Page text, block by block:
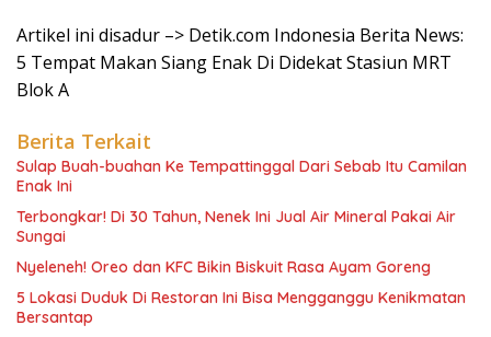
Artikel ini disadur –> Detik.com Indonesia Berita News:
5 Tempat Makan Siang Enak Di Didekat Stasiun MRT
Blok A
Berita Terkait
Sulap Buah-buahan Ke Tempattinggal Dari Sebab Itu Camilan
Enak Ini
Terbongkar! Di 30 Tahun, Nenek Ini Jual Air Mineral Pakai Air
Sungai
Nyeleneh! Oreo dan KFC Bikin Biskuit Rasa Ayam Goreng
5 Lokasi Duduk Di Restoran Ini Bisa Mengganggu Kenikmatan
Bersantap